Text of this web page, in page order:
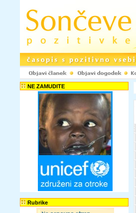
NE ZAMUDITE
Rubrike